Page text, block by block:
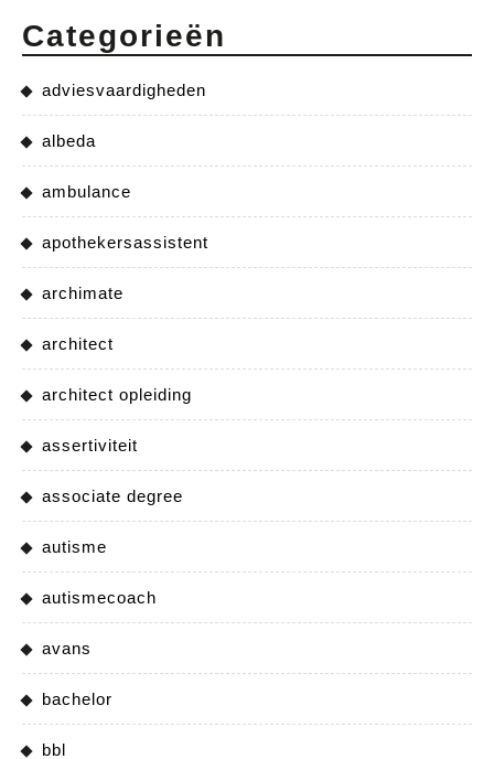
Categorieën
adviesvaardigheden
albeda
ambulance
apothekersassistent
archimate
architect
architect opleiding
assertiviteit
associate degree
autisme
autismecoach
avans
bachelor
bbl